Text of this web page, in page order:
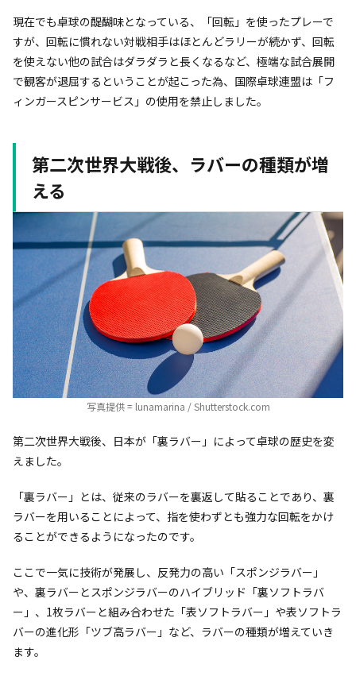
現在でも卓球の醍醐味となっている、「回転」を使ったプレーで
すが、回転に慣れない対戦相手はほとんどラリーが続かず、回転
を使えない他の試合はダラダラと長くなるなど、極端な試合展開
で観客が退屈するということが起こった為、国際卓球連盟は「フ
ィンガースピンサービス」の使用を禁止しました。
第二次世界大戦後、ラバーの種類が増
える
写真提供 = lunamarina / Shutterstock.com
第二次世界大戦後、日本が「裏ラバー」によって卓球の歴史を変
えました。
「裏ラバー」とは、従来のラバーを裏返して貼ることであり、裏
ラバーを用いることによって、指を使わずとも強力な回転をかけ
ることができるようになったのです。
ここで一気に技術が発展し、反発力の高い「スポンジラバー」
や、裏ラバーとスポンジラバーのハイブリッド「裏ソフトラバ
ー」、1枚ラバーと組み合わせた「表ソフトラバー」や表ソフトラ
バーの進化形「ツブ高ラバー」など、ラバーの種類が増えていき
ます。